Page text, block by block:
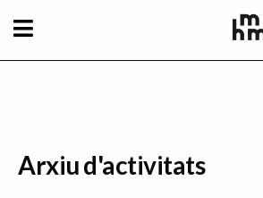
Arxiu d'activitats